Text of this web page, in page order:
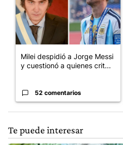
Milei despidió a Jorge Messi
y cuestionó a quienes crit...
52 comentarios